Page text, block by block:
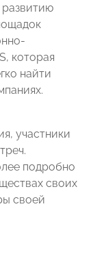
, которая
найти
участники
подробно
своих
своей